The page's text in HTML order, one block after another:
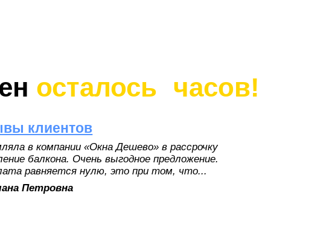
осталось часов!
клиентов
в компании «Окна Дешево» в рассрочку
балкона. Очень выгодное предложение.
равняется нулю, это при том, что...
Петровна